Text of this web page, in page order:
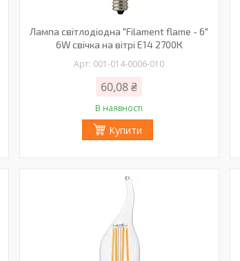
Лампа світлодіодна "Filament flame - 6"
6W свічка на вітрі Е14 2700К
001-014-0006-010
60,08 ₴
В наявності
Купити